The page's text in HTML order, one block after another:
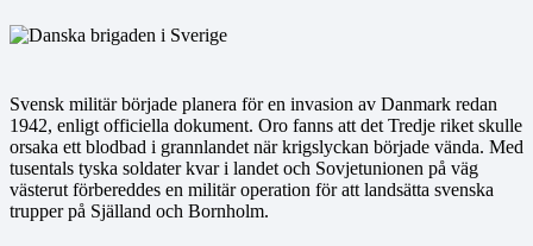
Svensk militär började planera för en invasion av Danmark redan
1942, enligt officiella dokument. Oro fanns att det Tredje riket skulle
orsaka ett blodbad i grannlandet när krigslyckan började vända. Med
tusentals tyska soldater kvar i landet och Sovjetunionen på väg
västerut förbereddes en militär operation för att landsätta svenska
trupper på Själland och Bornholm.